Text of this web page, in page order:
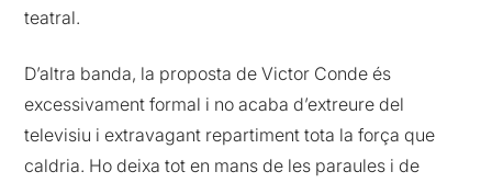
teatral.
D’altra banda, la proposta de Victor Conde és
excessivament formal i no acaba d’extreure del
televisiu i extravagant repartiment tota la força que
caldria. Ho deixa tot en mans de les paraules i de